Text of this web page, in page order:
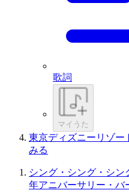
歌詞
マイうた
東京ディズニーリゾー
みる
シング・シング・シン
年アニバーサリー・バ